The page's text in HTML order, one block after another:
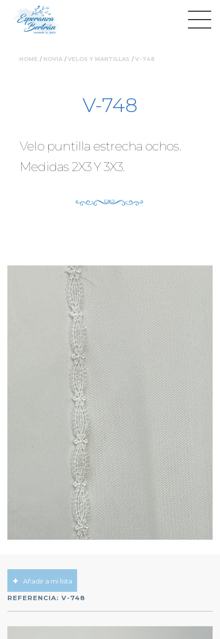
accesibilidad.
Ruta
navegación
HOME NOVIA VELOS Y MANTILLAS V-748
V-748
Velo puntilla estrecha ochos.
Medidas 2X3 Y 3X3.
Añadir a mi lista
REFERENCIA: V-748